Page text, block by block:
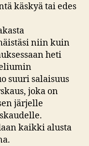
käskyä tai edes
niin kuin
heti
suuri salaisuus
joka on
järjelle
kaikki alusta